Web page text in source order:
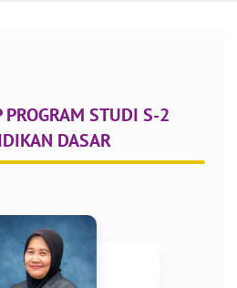
PROGRAM STUDI S-2
DASAR